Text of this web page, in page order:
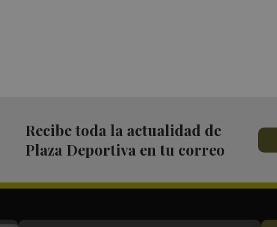
Recibe toda la actualidad de
Plaza Deportiva en tu correo